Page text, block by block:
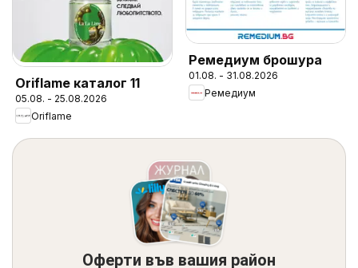
Oriflame каталог 11
05.08. - 25.08.2026
Oriflame
Ремедиум брошура
01.08. - 31.08.2026
Ремедиум
Оферти във вашия район